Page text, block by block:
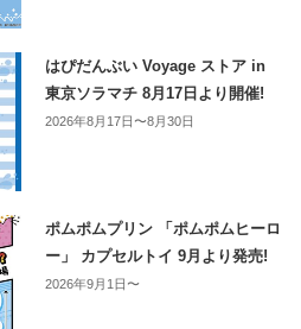
はぴだんぶい Voyage ストア in
東京ソラマチ 8月17日より開催!
2026年8月17日〜8月30日
ポムポムプリン 「ポムポムヒーロ
ー」 カプセルトイ 9月より発売!
2026年9月1日〜